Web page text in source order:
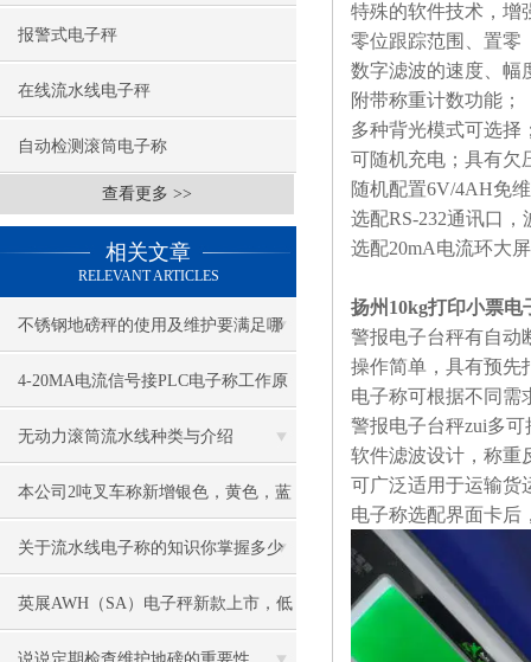
报警式电子秤
在线流水线电子秤
自动检测滚筒电子称
查看更多 >>
相关文章
RELEVANT ARTICLES
不锈钢地磅秤的使用及维护要满足哪
些要求
4-20MA电流信号接PLC电子称工作原
理
无动力滚筒流水线种类与介绍
本公司2吨叉车称新增银色，黄色，蓝
色，黑色可选
关于流水线电子称的知识你掌握多少
英展AWH（SA）电子秤新款上市，低
价冲市场
特殊的软件技术，增
零位跟踪范围、置零
数字滤波的速度、幅
附带称重计数功能；
多种背光模式可选择
可随机充电；具有欠
随机配置6V/4AH免
选配RS-232通讯口，
选配20mA电流环大
扬州10kg打印小票电
警报电子台秤有自动
操作简单，具有预先
电子称可根据不同需
警报电子台秤zui多可
软件滤波设计，称重
可广泛适用于运输货
电子称选配界面卡后